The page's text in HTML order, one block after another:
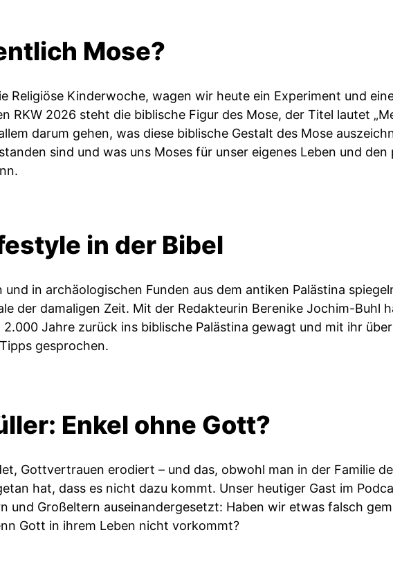
Mose?
Religiöse Kinderwoche, wagen wir heute ein Experiment und
RKW 2026 steht die biblische Figur des Mose, der Titel lautet
darum gehen, was diese biblische Gestalt des Mose
sind und was uns Moses für unser eigenes Leben und den
in der Bibel
in archäologischen Funden aus dem antiken Palästina
der damaligen Zeit. Mit der Redakteurin Berenike Jochim-Buhl
Jahre zurück ins biblische Palästina gewagt und mit ihr
gesprochen.
Enkel ohne Gott?
Gottvertrauen erodiert – und das, obwohl man in der Familie
hat, dass es nicht dazu kommt. Unser heutiger Gast im
und Großeltern auseinandergesetzt: Haben wir etwas falsch
Gott in ihrem Leben nicht vorkommt?